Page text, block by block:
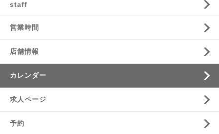
staff
営業時間
店舗情報
カレンダー
求人ページ
予約